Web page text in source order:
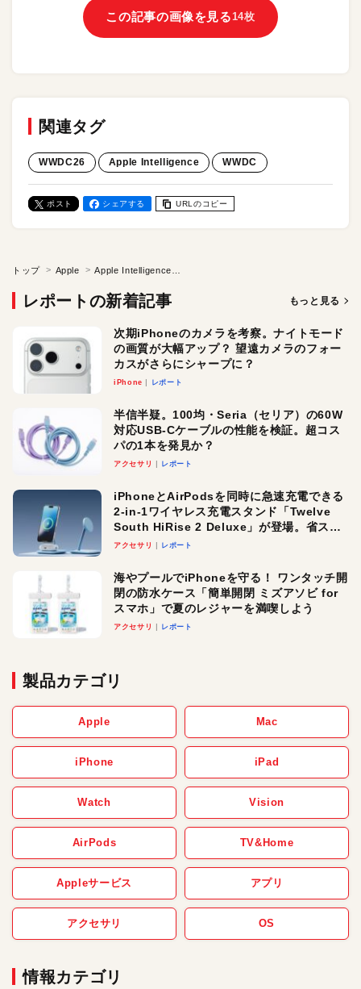
この記事の画像を見る 14枚
関連タグ
WWDC26 Apple Intelligence WWDC
ポスト シェアする URLのコピー
トップ Apple
レポートの新着記事 もっと見る
次期iPhoneのカメラを考察。ナイトモード
の画質が大幅アップ？ 望遠カメラのフォー
カスがさらにシャープに？
iPhone レポート
半信半疑。100均・Seria（セリア）の60W
対応USB-Cケーブルの性能を検証。超コス
パの1本を発見か？
アクセサリ レポート
iPhoneとAirPodsを同時に急速充電できる
2-in-1ワイヤレス充電スタンド「Twelve
South HiRise 2 Deluxe」が登場。省スペ
ースでおしゃれに充電したい人にオスス
アクセサリ レポート
海やプールでiPhoneを守る！ ワンタッチ開
閉の防水ケース「簡単開閉 ミズアソビ for
スマホ」で夏のレジャーを満喫しよう
アクセサリ レポート
製品カテゴリ
Apple Mac
iPhone iPad
Watch Vision
AirPods TV&Home
Appleサービス アプリ
アクセサリ OS
情報カテゴリ